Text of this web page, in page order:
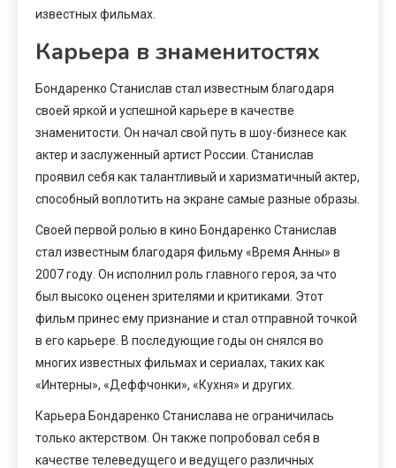
известных фильмах.
Карьера в знаменитостях
Бондаренко Станислав стал известным благодаря
своей яркой и успешной карьере в качестве
знаменитости. Он начал свой путь в шоу-бизнесе как
актер и заслуженный артист России. Станислав
проявил себя как талантливый и харизматичный актер,
способный воплотить на экране самые разные образы.
Своей первой ролью в кино Бондаренко Станислав
стал известным благодаря фильму «Время Анны» в
2007 году. Он исполнил роль главного героя, за что
был высоко оценен зрителями и критиками. Этот
фильм принес ему признание и стал отправной точкой
в его карьере. В последующие годы он снялся во
многих известных фильмах и сериалах, таких как
«Интерны», «Деффчонки», «Кухня» и других.
Карьера Бондаренко Станислава не ограничилась
только актерством. Он также попробовал себя в
качестве телеведущего и ведущего различных